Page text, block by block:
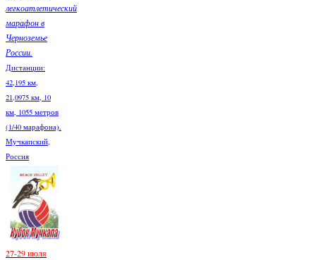
легкоатлетический
марафон в
Черноземье
России.
Дистанции:
42,195 км,
21,0975 км, 10
км, 1055 метров
(1/40 марафона).
Мучкапский,
Россия
27-29 июля